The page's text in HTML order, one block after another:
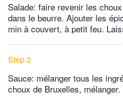
Salade: faire revenir les
dans le beurre. Ajouter les
min à couvert, à petit feu.
Step 2
Sauce: mélanger tous les
choux de Bruxelles, mélanger.